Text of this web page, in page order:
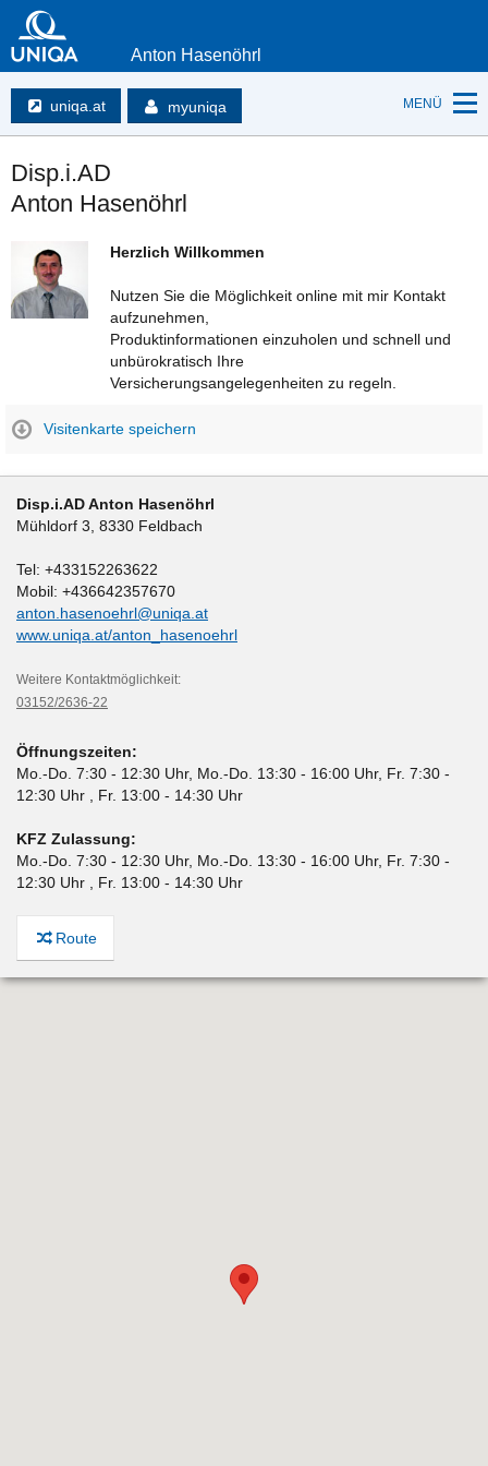
Anton Hasenöhrl
uniqa.at myuniqa MENÜ
Disp.i.AD
Anton Hasenöhrl
Herzlich Willkommen
Nutzen Sie die Möglichkeit online mit mir Kontakt
aufzunehmen,
Produktinformationen einzuholen und schnell und
unbürokratisch Ihre
Versicherungsangelegenheiten zu regeln.
Visitenkarte speichern
Disp.i.AD Anton Hasenöhrl
Mühldorf 3 8330 Feldbach
Tel: +433152263622
Mobil: +436642357670
anton.hasenoehrl@uniqa.at
www.uniqa.at/anton_hasenoehrl
Weitere Kontaktmöglichkeit:
03152/2636-22
Öffnungszeiten:
Mo.-Do. 7:30 - 12:30 Uhr, Mo.-Do. 13:30 - 16:00 Uhr, Fr. 7:30 -
12:30 Uhr , Fr. 13:00 - 14:30 Uhr
KFZ Zulassung:
Mo.-Do. 7:30 - 12:30 Uhr, Mo.-Do. 13:30 - 16:00 Uhr, Fr. 7:30 -
12:30 Uhr , Fr. 13:00 - 14:30 Uhr
Route